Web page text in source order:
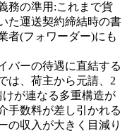
務の準用:これまで貨
た運送契約締結時の書
者(フォワーダー)にも
バーの待遇に直結する
は、荷主から元請、2
が連なる多重構造が
手数料が差し引かれる
の収入が大きく目減り